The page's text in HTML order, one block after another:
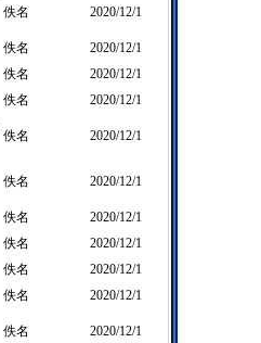
佚名 2020/12/1
佚名
2020/12/1
佚名
2020/12/1
佚名
2020/12/1
佚名 2020/12/1
佚名 2020/12/1
佚名
2020/12/1
佚名
2020/12/1
佚名
2020/12/1
佚名
2020/12/1
佚名 2020/12/1